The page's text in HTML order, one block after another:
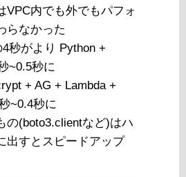
VPC内でも外でもパフォ
らなかった
秒がより Python +
~0.5秒に
+ AG + Lambda +
~0.4秒に
の(boto3.clientなど)はハ
出すとスピードアップ